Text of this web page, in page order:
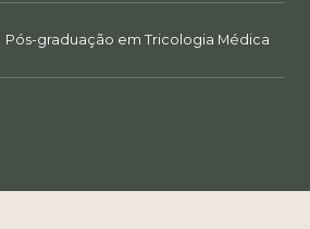
Pós-graduação em Tricologia Médica